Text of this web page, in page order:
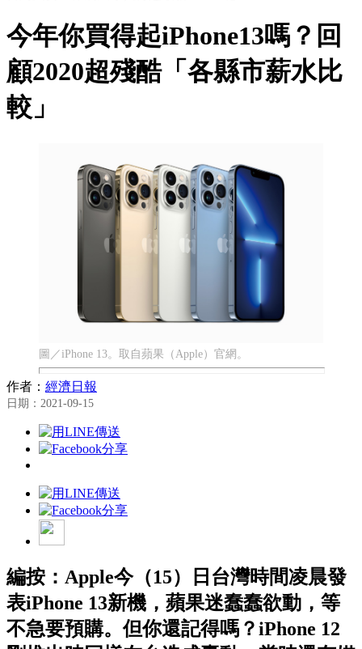
今年你買得起iPhone13嗎？回
顧2020超殘酷「各縣市薪水比
較」
圖／iPhone 13。取自蘋果（Apple）官網。
作者： 經濟日報
日期：2021-09-15
編按：Apple今（15）日台灣時間凌晨發
表iPhone 13新機，蘋果迷蠢蠢欲動，等
不急要預購。但你還記得嗎？iPhone 12